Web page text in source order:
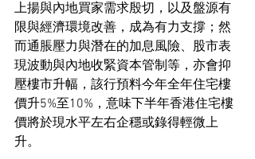
上揚與內地買家需求殷切，以及盤源有
限與經濟環境改善，成為有力支撐；然
而通脹壓力與潛在的加息風險、股市表
現波動與內地收緊資本管制等，亦會抑
壓樓市升幅，該行預料今年全年住宅樓
價升5%至10%，意味下半年香港住宅樓
價將於現水平左右企穩或錄得輕微上
升。